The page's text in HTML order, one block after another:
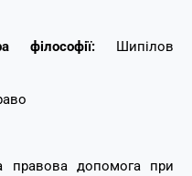
філософії:Шипілов
правова допомога при